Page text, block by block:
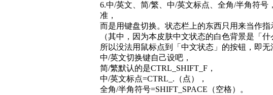
6.中/英文、简/繁、中/英文标点、全角/半角符
准，
而是用键盘切换。状态栏上的东西只用来当作指
（其中，因为本皮肤中文状态的白色背景是「什
所以没法用鼠标点到「中文状态」的按钮，即无
中/英文切换键自己设吧，
简/繁默认的是CTRL_SHIFT_F，
中/英文标点=CTRL_.（点），
全角/半角符号=SHIFT_SPACE（空格）。